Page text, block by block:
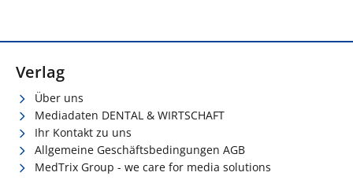
Verlag
Über uns
Mediadaten DENTAL & WIRTSCHAFT
Ihr Kontakt zu uns
Allgemeine Geschäftsbedingungen AGB
MedTrix Group - we care for media solutions